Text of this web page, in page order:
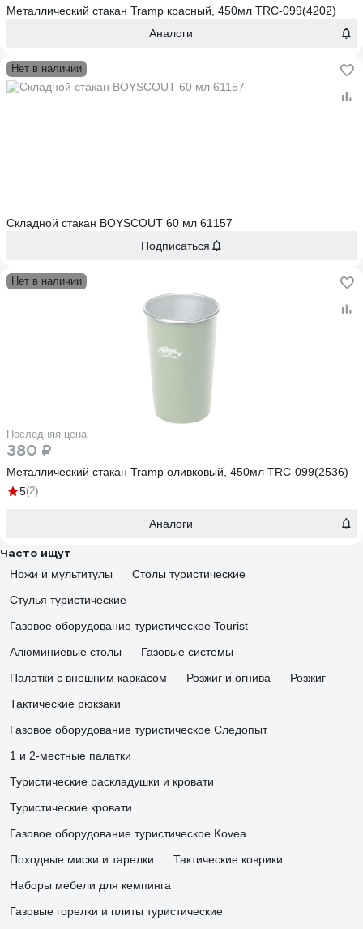
Металлический стакан Tramp красный, 450мл TRC-099(4202)
Аналоги
Нет в наличии
Складной стакан BOYSCOUT 60 мл 61157
Подписаться
Нет в наличии
Последняя цена
380 ₽
Металлический стакан Tramp оливковый, 450мл TRC-099(2536)
5(2)
Аналоги
Часто ищут
Ножи и мультитулы
Столы туристические
Стулья туристические
Газовое оборудование туристическое Tourist
Алюминиевые столы
Газовые системы
Палатки с внешним каркасом
Розжиг и огнива
Розжиг
Тактические рюкзаки
Газовое оборудование туристическое Следопыт
1 и 2-местные палатки
Туристические раскладушки и кровати
Туристические кровати
Газовое оборудование туристическое Kovea
Походные миски и тарелки
Тактические коврики
Наборы мебели для кемпинга
Газовые горелки и плиты туристические